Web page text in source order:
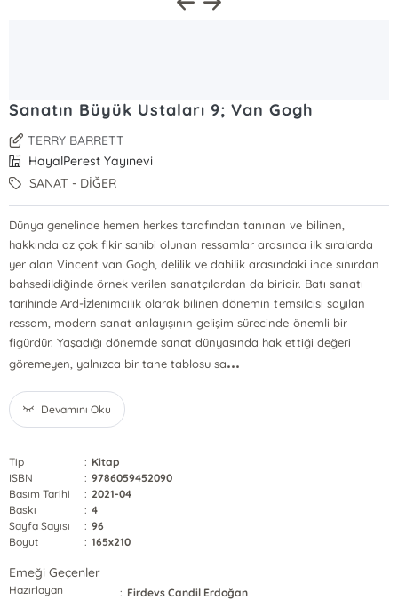
Sanatın Büyük Ustaları 9; Van Gogh
TERRY BARRETT
HayalPerest Yayınevi
SANAT - DİĞER
Dünya genelinde hemen herkes tarafından tanınan ve bilinen,
hakkında az çok fikir sahibi olunan ressamlar arasında ilk sıralarda
yer alan Vincent van Gogh, delilik ve dahilik arasındaki ince sınırdan
bahsedildiğinde örnek verilen sanatçılardan da biridir. Batı sanatı
tarihinde Ard-İzlenimcilik olarak bilinen dönemin temsilcisi sayılan
ressam, modern sanat anlayışının gelişim sürecinde önemli bir
figürdür. Yaşadığı dönemde sanat dünyasında hak ettiği değeri
göremeyen, yalnızca bir tane tablosu sa...
Devamını Oku
Tip : Kitap
ISBN
: 9786059452090
Basım Tarihi
: 2021-04
Baskı
: 4
Sayfa Sayısı
: 96
Boyut
: 165x210
Emeği Geçenler
Hazırlayan : Firdevs Candil Erdoğan